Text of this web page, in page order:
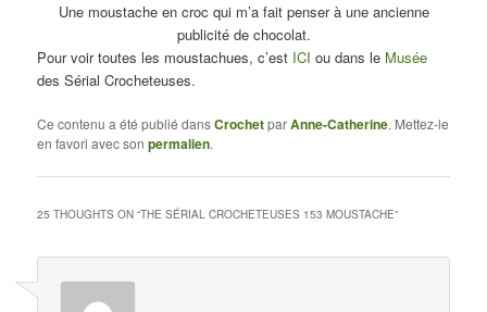
Une moustache en croc qui m’a fait penser à une ancienne
publicité de chocolat.
Pour voir toutes les moustachues, c’est ICI ou dans le Musée
des Sérial Crocheteuses.
Ce contenu a été publié dansCrochetparAnne-Catherine. Mettez-le
en favori avec sonpermalien.
25 THOUGHTS ON “THE SÉRIAL CROCHETEUSES 153 MOUSTACHE”